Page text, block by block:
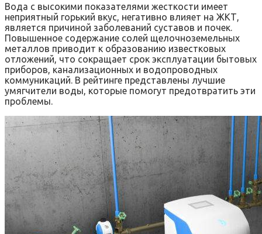
Вода с высокими показателями жесткости имеет
неприятный горький вкус, негативно влияет на ЖКТ,
является причиной заболеваний суставов и почек.
Повышенное содержание солей щелочноземельных
металлов приводит к образованию известковых
отложений, что сокращает срок эксплуатации бытовых
приборов, канализационных и водопроводных
коммуникаций. В рейтинге представлены лучшие
умягчители воды, которые помогут предотвратить эти
проблемы.